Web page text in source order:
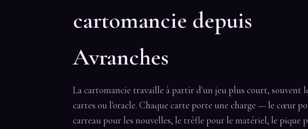
cartomancie depuis
Avranches
La cartomancie travaille à partir d'un jeu plus court, souvent
cartes ou l'oracle. Chaque carte porte une charge — le cœur
carreau pour les nouvelles, le trèfle pour le matériel, le pique